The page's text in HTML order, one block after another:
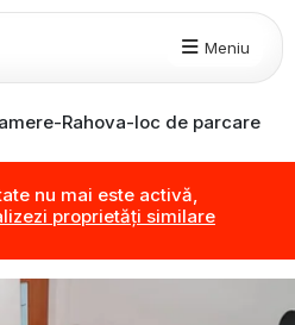
Meniu
Rahova-loc de parcare
nu mai este activă,
proprietăți similare